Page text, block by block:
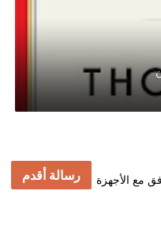
رسالة أقدم
مع الأجهزة